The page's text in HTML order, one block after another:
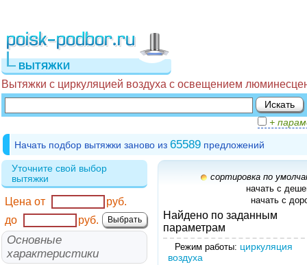
ВЫТЯЖКИ
Вытяжки с циркуляцией воздуха с освещением
+
Начать подбор вытяжки заново из 65589 предложений
Уточните свой выбор
вытяжки
Цена от
руб.
до
руб.
Основные
характеристики
сортировка по
начать с
начать с
Найдено по заданным
параметрам
Режим работы: циркуляция
воздуха